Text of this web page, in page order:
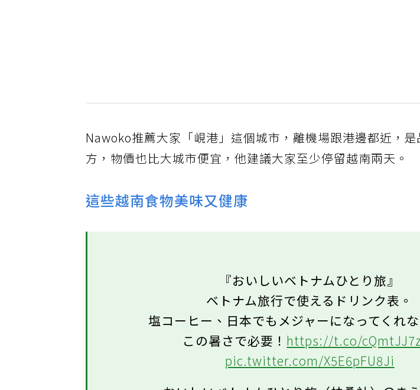
Nawoko推薦大家「峴港」這個城市，離機場跟港邊都近，
方，物價也比大城市便宜，他建議大家至少停留越南兩天。
這些越南食物美味又健康
『おいしいベトナムひとり旅』
ベトナム旅行で使えるドリンク表。
塩コーヒー、日本でもメジャーになってくれな
この暑さで必要！https://t.co/
pic.twitter.com/X5E6pFU8Ji